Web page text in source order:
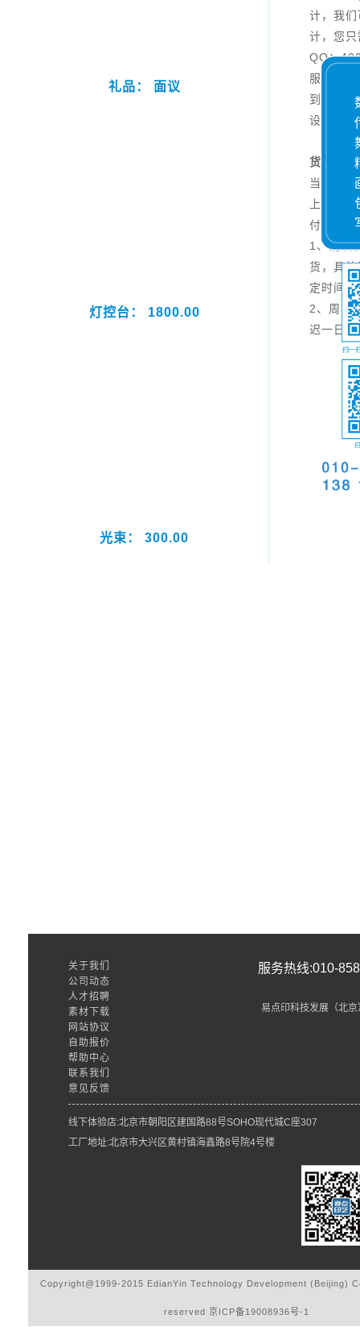
礼品： 面议
灯控台： 1800.00
光束： 300.00
计，我
计，您
QQ：
服说明
到一定
设计。
货期说
当日18
上传（
付款）
1、确认
货，具
定时间为
2、周日
迟一日。
关于我们
公司动态
人才招聘
素材下载
网站协议
自助报价
帮助中心
联系我们
意见反馈
服务热线:010-
易点印科技发展（北京
线下体验店:北京市朝阳区建国路88号SOHO现代城C座307
工厂地址:北京市大兴区黄村镇海鑫路8号院4号楼
Copyright@1999-2015 EdianYin Technology Development (Beijing)
reserved 京ICP备19008936号-1